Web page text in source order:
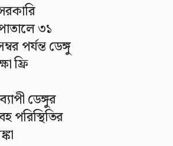
৩১
পর্যন্ত ডেঙ্গু
ফ্রি
ডেঙ্গুর
পরিস্থিতির